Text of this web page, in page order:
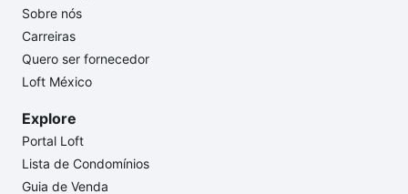
Sobre nós
Carreiras
Quero ser fornecedor
Loft México
Explore
Portal Loft
Lista de Condomínios
Guia de Venda